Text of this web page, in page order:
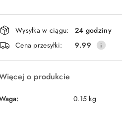
Dostępność
i
dostawa
Wysyłka w ciągu:
24 godziny
Cena przesyłki:
9.99
o produkcie
0.15 kg